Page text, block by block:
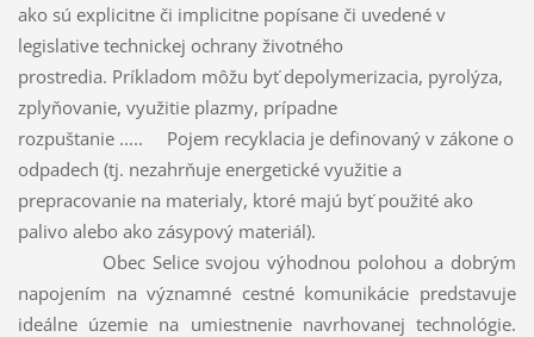
ako sú explicitne či implicitne popísane či uvedené v
legislative technickej ochrany životného
prostredia. Príkladom môžu byť depolymerizacia, pyrolýza,
zplyňovanie, využitie plazmy, prípadne
rozpuštanie ..... Pojem recyklacia je definovaný v zákone o
odpadech (tj. nezahrňuje energetické využitie a
prepracovanie na materialy, ktoré majú byť použité ako
palivo alebo ako zásypový materiál).
Obec Selice svojou výhodnou polohou a dobrým
napojením na významné cestné komunikácie predstavuje
ideálne územie na umiestnenie navrhovanej technológie.